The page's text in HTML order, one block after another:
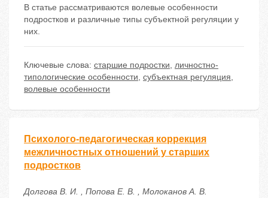
В статье рассматриваются волевые особенности
подростков и различные типы субъектной регуляции у
них.
Ключевые слова: старшие подростки, личностно-
типологические особенности, субъектная регуляция,
волевые особенности
Психолого-педагогическая коррекция
межличностных отношений у старших
подростков
Долгова В. И. , Попова Е. В. , Молоканов А. В.